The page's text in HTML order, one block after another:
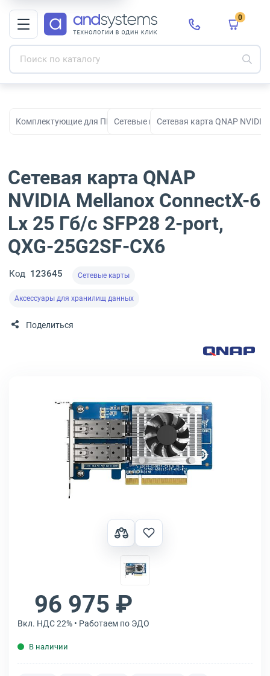
0
Комплектующие для ПК, сборки и модернизации
Сетевые картыСетевая карта QNAP
Сетевая карта QNAP
NVIDIA Mellanox ConnectX-6
Lx 25 Гб/с SFP28 2-port,
QXG-25G2SF-CX6
Код 123645 Сетевые карты
Аксессуары для хранилищ данных
Поделиться
96 975 ₽
Вкл. НДС 22% • Работаем по ЭДО
В наличии